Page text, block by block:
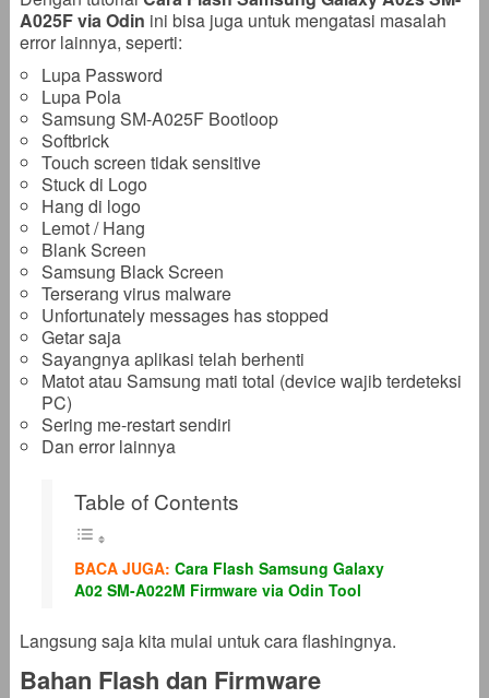
A025F via Odin ini bisa juga untuk mengatasi masalah
error lainnya, seperti:
Lupa Password
Lupa Pola
Samsung SM-A025F Bootloop
Softbrick
Touch screen tidak sensitive
Stuck di Logo
Hang di logo
Lemot / Hang
Blank Screen
Samsung Black Screen
Terserang virus malware
Unfortunately messages has stopped
Getar saja
Sayangnya aplikasi telah berhenti
Matot atau Samsung mati total (device wajib terdeteksi
PC)
Sering me-restart sendiri
Dan error lainnya
Table of Contents
BACA JUGA: Cara Flash Samsung Galaxy
A02 SM-A022M Firmware via Odin Tool
Langsung saja kita mulai untuk cara flashingnya.
Bahan Flash dan Firmware